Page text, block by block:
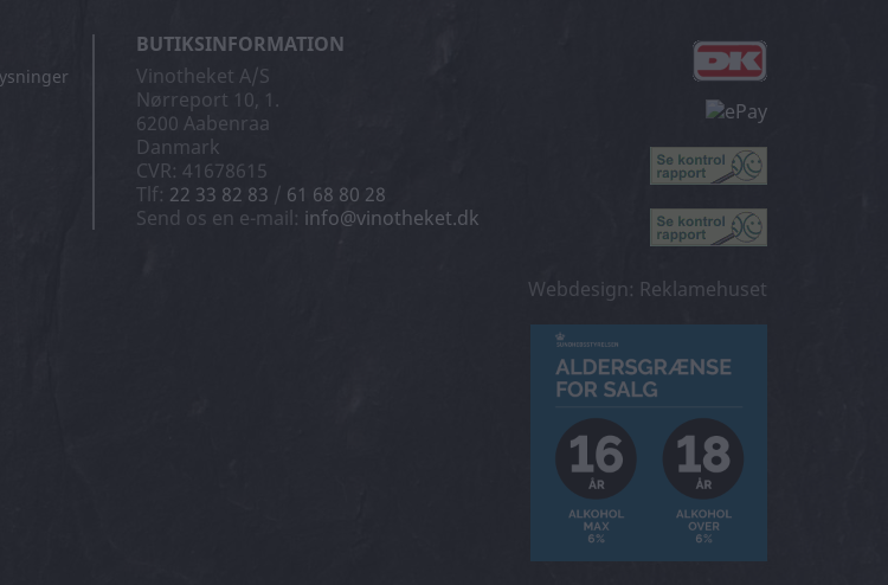
BUTIKSINFORMATION
Vinotheket A/S
Nørreport 10, 1.
6200 Aabenraa
Danmark
CVR: 41678615
Tlf: 22 33 82 83 / 61 68 80 28
Send os en e-mail: info@vinotheket.dk
Webdesign: Reklamehuset